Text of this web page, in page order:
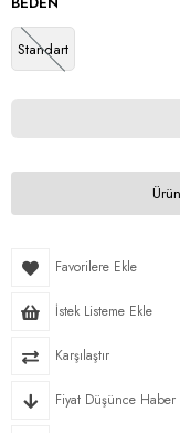
Standart
Favorilere Ekle
İstek Listeme Ekle
Karşılaştır
Fiyat Düşünce Haber